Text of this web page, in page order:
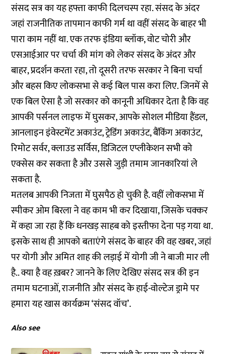
संसद सत्र का यह हफ्ता काफी दिलचस्प रहा. संसद के अंदर
जहां राजनीतिक तापमान काफी गर्म था वहीं संसद के बाहर भी
पारा काम नहीं था. एक तरफ इंडिया ब्लॉक, वोट चोरी और
एसआईआर पर चर्चा की मांग को लेकर संसद के अंदर और
बाहर, प्रदर्शन करता रहा, तो दूसरी तरफ सरकार ने बिना चर्चा
और बहस किए लोकसभा से कई बिल पास करा लिए. जिनमें से
एक बिल ऐसा है जो सरकार को कानूनी अधिकार देता है कि वह
आपकी पर्सनल लाइफ में घुसकर, आपके सोशल मीडिया हैंडल,
आनलाइन इंवेस्टमेंट अकाउंट, ट्रेडिंग अकाउंट, बैंकिंग अकाउंट,
रिमोट सर्वर, क्लाउड सर्विस, डिजिटल एप्लीकेशन सभी को
एक्सेस कर सकता है और उससे जुड़ी तमाम जानकारियां ले
सकता है.
मतलब आपकी निजता में घुसपैठ हो चुकी है. वहीं लोकसभा में
स्पीकर ओम बिरला ने वह काम भी कर दिखाया, जिसके चक्कर
में कहा जा रहा हैं कि धनखड़ साहब को इस्तीफा देना पड़ गया था.
इसके साथ ही आपको बताएंगे संसद के बाहर की वह खबर, जहां
पर योगी और अमित शाह की लड़ाई में योगी जी ने बाजी मार ली
है.. क्या है वह ख़बर? जानने के लिए देखिए संसद सत्र की इन
तमाम घटनाओं, राजनीति और संसद के हाई-वोल्टेज ड्रामे पर
हमारा यह खास कार्यक्रम ‘संसद वॉच’.
Also see